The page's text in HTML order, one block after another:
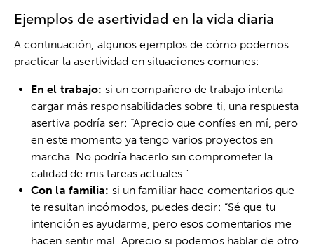
Ejemplos de asertividad en la vida diaria
A continuación, algunos ejemplos de cómo podemos
practicar la asertividad en situaciones comunes:
En el trabajo: si un compañero de trabajo intenta
cargar más responsabilidades sobre ti, una respuesta
asertiva podría ser: “Aprecio que confíes en mí, pero
en este momento ya tengo varios proyectos en
marcha. No podría hacerlo sin comprometer la
calidad de mis tareas actuales.”
Con la familia: si un familiar hace comentarios que
te resultan incómodos, puedes decir: “Sé que tu
intención es ayudarme, pero esos comentarios me
hacen sentir mal. Aprecio si podemos hablar de otro